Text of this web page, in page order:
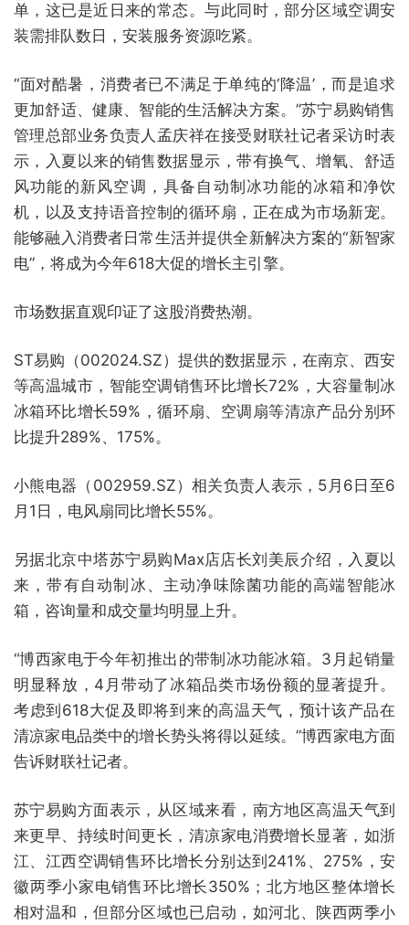
单，这已是近日来的常态。与此同时，部分区域空调安
装需排队数日，安装服务资源吃紧。
“面对酷暑，消费者已不满足于单纯的‘降温’，而是追求
更加舒适、健康、智能的生活解决方案。”苏宁易购销售
管理总部业务负责人孟庆祥在接受财联社记者采访时表
示，入夏以来的销售数据显示，带有换气、增氧、舒适
风功能的新风空调，具备自动制冰功能的冰箱和净饮
机，以及支持语音控制的循环扇，正在成为市场新宠。
能够融入消费者日常生活并提供全新解决方案的“新智家
电”，将成为今年618大促的增长主引擎。
市场数据直观印证了这股消费热潮。
ST易购（002024.SZ）提供的数据显示，在南京、西安
等高温城市，智能空调销售环比增长72%，大容量制冰
冰箱环比增长59%，循环扇、空调扇等清凉产品分别环
比提升289%、175%。
小熊电器（002959.SZ）相关负责人表示，5月6日至6
月1日，电风扇同比增长55%。
另据北京中塔苏宁易购Max店店长刘美辰介绍，入夏以
来，带有自动制冰、主动净味除菌功能的高端智能冰
箱，咨询量和成交量均明显上升。
“博西家电于今年初推出的带制冰功能冰箱。3月起销量
明显释放，4月带动了冰箱品类市场份额的显著提升。
考虑到618大促及即将到来的高温天气，预计该产品在
清凉家电品类中的增长势头将得以延续。”博西家电方面
告诉财联社记者。
苏宁易购方面表示，从区域来看，南方地区高温天气到
来更早、持续时间更长，清凉家电消费增长显著，如浙
江、江西空调销售环比增长分别达到241%、275%，安
徽两季小家电销售环比增长350%；北方地区整体增长
相对温和，但部分区域也已启动，如河北、陕西两季小